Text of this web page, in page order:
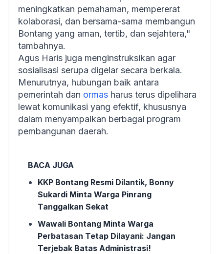
meningkatkan pemahaman, mempererat
kolaborasi, dan bersama-sama membangun
Bontang yang aman, tertib, dan sejahtera,"
tambahnya.
Agus Haris juga menginstruksikan agar
sosialisasi serupa digelar secara berkala.
Menurutnya, hubungan baik antara
pemerintah dan ormas harus terus dipelihara
lewat komunikasi yang efektif, khususnya
dalam menyampaikan berbagai program
pembangunan daerah.
BACA JUGA
KKP Bontang Resmi Dilantik, Bonny
Sukardi Minta Warga Pinrang
Tanggalkan Sekat
Wawali Bontang Minta Warga
Perbatasan Tetap Dilayani: Jangan
Terjebak Batas Administrasi!